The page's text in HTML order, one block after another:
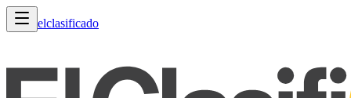
elclasificado